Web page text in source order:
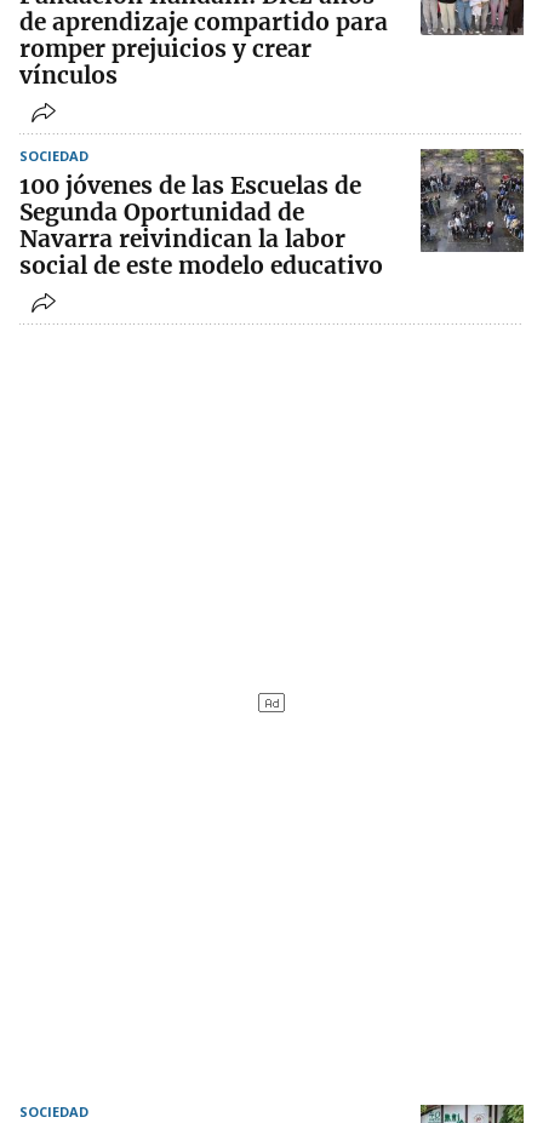
de aprendizaje compartido para
romper prejuicios y crear
vínculos
SOCIEDAD
100 jóvenes de las Escuelas de
Segunda Oportunidad de
Navarra reivindican la labor
social de este modelo educativo
SOCIEDAD